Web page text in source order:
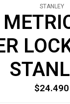
STANLEY
$24.490